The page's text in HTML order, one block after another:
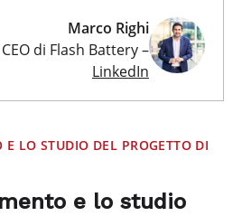
Marco Righi
di Flash Battery –
LinkedIn
LO STUDIO DEL PROGETTO DI
e lo studio